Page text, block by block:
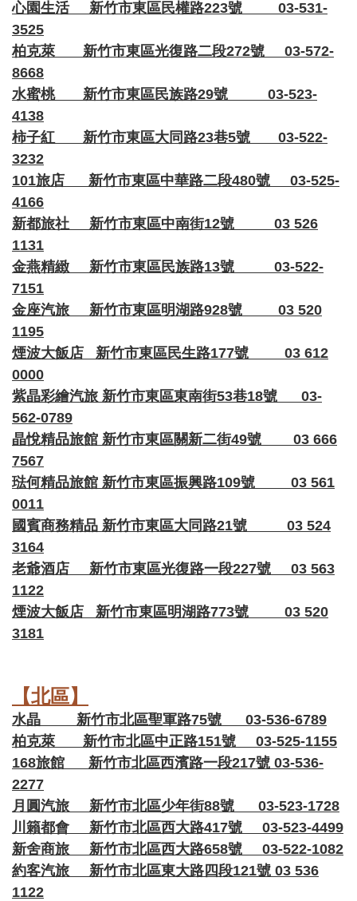
心園生活 新竹市東區民權路223號 03-531-
3525
柏克萊 新竹市東區光復路二段272號 03-572-
8668
水蜜桃 新竹市東區民族路29號 03-523-
4138
柿子紅 新竹市東區大同路23巷5號 03-522-
3232
101旅店 新竹市東區中華路二段480號 03-525-
4166
新都旅社 新竹市東區中南街12號 03 526
1131
金燕精緻 新竹市東區民族路13號 03-522-
7151
金座汽旅 新竹市東區明湖路928號 03 520
1195
煙波大飯店 新竹市東區民生路177號 03 612
0000
紫晶彩繪汽旅 新竹市東區東南街53巷18號 03-
562-0789
晶悅精品旅館 新竹市東區關新二街49號 03 666
7567
琺何精品旅館 新竹市東區振興路109號 03 561
0011
國賓商務精品 新竹市東區大同路21號 03 524
3164
老爺酒店 新竹市東區光復路一段227號 03 563
1122
煙波大飯店 新竹市東區明湖路773號 03 520
3181
【北區】
水晶 新竹市北區聖軍路75號 03-536-6789
柏克萊 新竹市北區中正路151號 03-525-1155
168旅館 新竹市北區西濱路一段217號 03-536-
2277
月圓汽旅 新竹市北區少年街88號 03-523-1728
川籟都會 新竹市北區西大路417號 03-523-4499
新舍商旅 新竹市北區西大路658號 03-522-1082
約客汽旅 新竹市北區東大路四段121號 03 536
1122